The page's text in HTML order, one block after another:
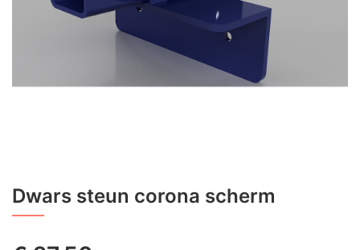
Dwars steun corona scherm